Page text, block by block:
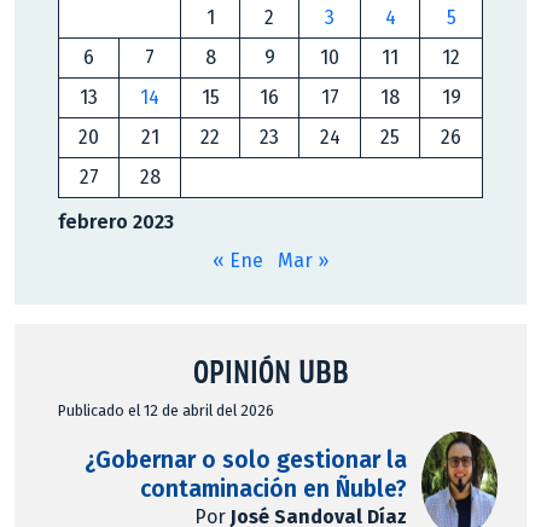
febrero 2023
1
2 3 4
5
6
7 8 9 10 11
12
13
14 15 16 17 18
19
20
21 22 23 24 25
26
27
28
« Ene Mar »
OPINIÓN UBB
Publicado el 12 de abril del 2026
¿Gobernar o solo gestionar la
contaminación en Ñuble?
Por José Sandoval Díaz